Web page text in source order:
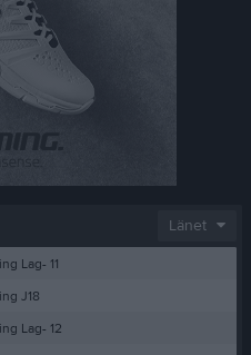
Länet
Lag- 11
J18
Lag- 12